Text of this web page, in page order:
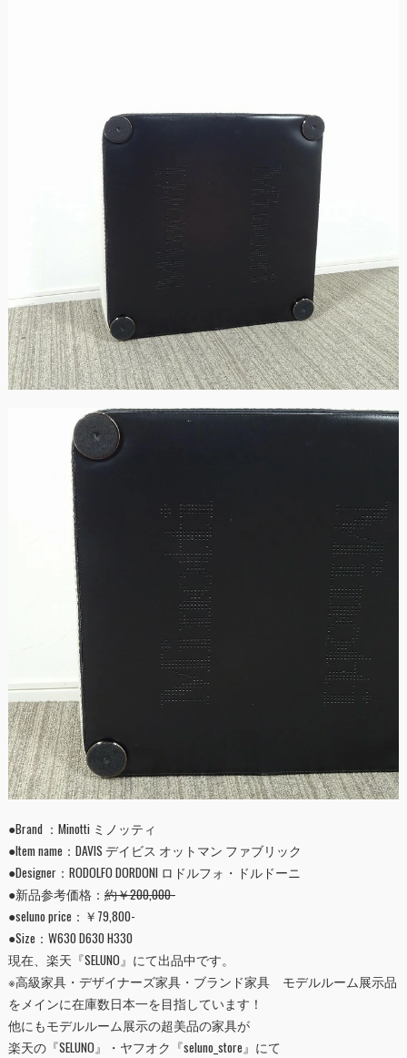
●Brand ：Minotti ミノッティ
●Item name：DAVIS デイビス オットマン ファブリック
●Designer：RODOLFO DORDONI ロドルフォ・ドルドーニ
●新品参考価格： 約￥200,000-
●seluno price：￥79,800-
●Size：W630 D630 H330
現在、楽天『SELUNO』にて出品中です。
※高級家具・デザイナーズ家具・ブランド家具 モデルルーム展示品
をメインに在庫数日本一を目指しています！
他にもモデルルーム展示の超美品の家具が
楽天の『SELUNO』・ヤフオク『seluno_store』にて